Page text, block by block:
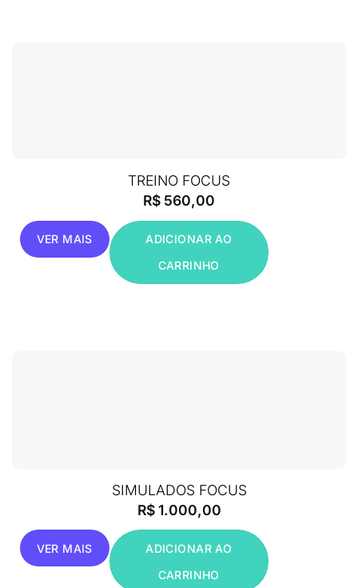
TREINO FOCUS
R$ 560,00
VER MAIS
ADICIONAR AO
CARRINHO
SIMULADOS FOCUS
R$1.000,00
VER MAIS
ADICIONAR AO
CARRINHO